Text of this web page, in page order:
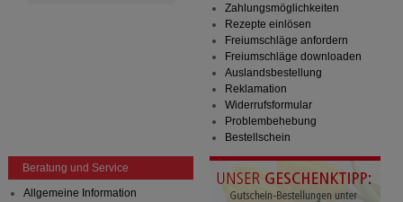
Zahlungsmöglichkeiten
Rezepte einlösen
Freiumschläge anfordern
Freiumschläge downloaden
Auslandsbestellung
Reklamation
Widerrufsformular
Problembehebung
Bestellschein
Beratung und Service
Allgemeine Information